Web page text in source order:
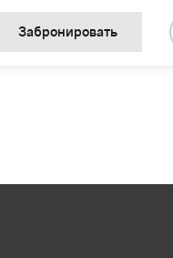
Забронировать